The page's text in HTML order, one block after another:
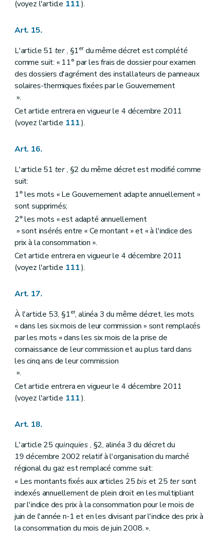
(voyez l'article 111).
Art. 15.
L'article 51 ter, §1erdu même décret est complété
comme suit: « 11° par les frais de dossier pour examen
des dossiers d'agrément des installateurs de panneaux
solaires-thermiques fixées par le Gouvernement
».
Cet article entrera en vigueur le 4 décembre 2011
(voyez l'article 111).
Art. 16.
L'article 51 ter, §2 du même décret est modifié comme
suit:
1° les mots « Le Gouvernement adapte annuellement »
sont supprimés;
2° les mots « est adapté annuellement
» sont insérés entre « Ce montant » et « à l'indice des
prix à la consommation ».
Cet article entrera en vigueur le 4 décembre 2011
(voyez l'article 111).
Art. 17.
À l'article 53, §1er, alinéa 3 du même décret, les mots
« dans les six mois de leur commission » sont remplacés
par les mots « dans les six mois de la prise de
connaissance de leur commission et au plus tard dans
les cinq ans de leur commission
».
Cet article entrera en vigueur le 4 décembre 2011
(voyez l'article 111).
Art. 18.
L'article 25 quinquies , §2, alinéa 3 du décret du
19 décembre 2002 relatif à l'organisation du marché
régional du gaz est remplacé comme suit:
« Les montants fixés aux articles 25bis et 25 tersont
indexés annuellement de plein droit en les multipliant
par l'indice des prix à la consommation pour le mois de
juin de l'année n-1 et en les divisant par l'indice des prix à
la consommation du mois de juin 2008. ».